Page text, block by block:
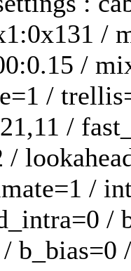
/
/
/
/
/
/
/
/